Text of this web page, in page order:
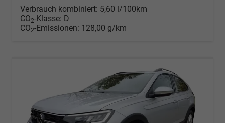
Verbrauch kombiniert: 5,60 l/100km
CO2-Klasse: D
CO2-Emissionen: 128,00 g/km